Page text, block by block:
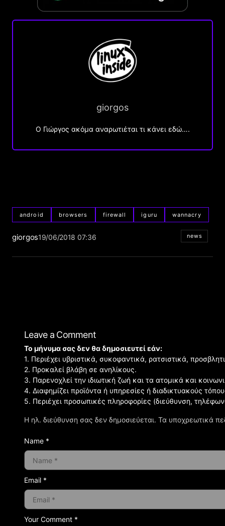
giorgos
Ο Γιώργος ακόμα αναρωτιέται τι κάνει εδώ….
android browsers firewall iguru wannacry
giorgos19/06/2018 07:36 news
Leave a Comment
Η ηλ. διεύθυνση σας δεν δημοσιεύεται. Τα υποχρεωτικά
Your Comment *
Το μήνυμα σας δεν θα δημοσιευτεί εάν:
1. Περιέχει υβριστικά, συκοφαντικά, ρατσιστικά,
2. Προκαλεί βλάβη σε ανηλίκους.
3. Παρενοχλεί την ιδιωτική ζωή και τα ατομικά και
4. Διαφημίζει προϊόντα ή υπηρεσίες ή διαδικτυακούς
5. Περιέχει προσωπικές πληροφορίες (διεύθυνση,
Name *
Email *